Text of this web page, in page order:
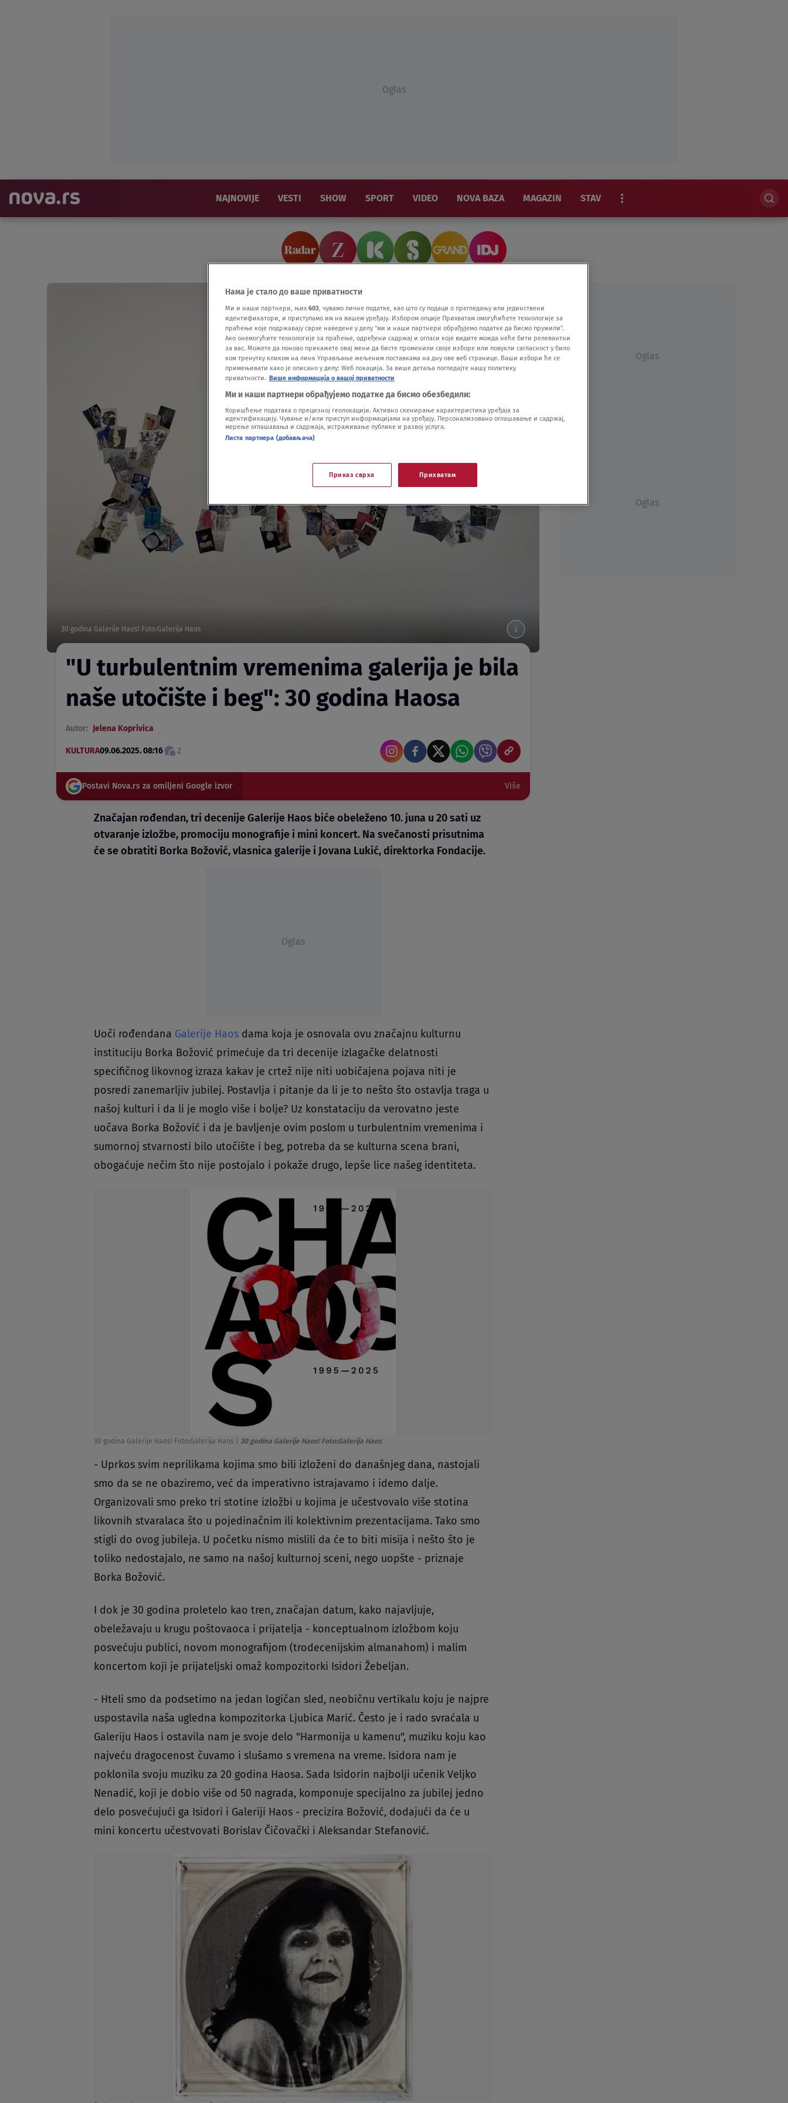
Oglas
NAJNOVIJE VESTI SHOW SPORT VIDEO NOVA BAZA MAGAZIN STAV
30 godina Galerije Haos! Foto:Galerija Haos
"U turbulentnim vremenima galerija je bila
naše utočište i beg": 30 godina Haosa
Autor: Jelena Koprivica
KULTURA09.06.2025. 08:16 2
Postavi Nova.rs za omiljeni Google izvor Više
Značajan rođendan, tri decenije Galerije Haos biće obeleženo 10. juna u 20 sati uz
otvaranje izložbe, promociju monografije i mini koncert. Na svečanosti prisutnima
će se obratiti Borka Božović, vlasnica galerije i Jovana Lukić, direktorka Fondacije.
Oglas
Uoči rođendana Galerije Haos dama koja je osnovala ovu značajnu kulturnu
instituciju Borka Božović primećuje da tri decenije izlagačke delatnosti
specifičnog likovnog izraza kakav je crtež nije niti uobičajena pojava niti je
posredi zanemarljiv jubilej. Postavlja i pitanje da li je to nešto što ostavlja traga u
našoj kulturi i da li je moglo više i bolje? Uz konstataciju da verovatno jeste
uočava Borka Božović i da je bavljenje ovim poslom u turbulentnim vremenima i
sumornoj stvarnosti bilo utočište i beg, potreba da se kulturna scena brani,
obogaćuje nečim što nije postojalo i pokaže drugo, lepše lice našeg identiteta.
30 godina Galerije Haos! Foto:Galerija Haos 30 godina Galerije Haos! Foto:Galerija Haos
- Uprkos svim neprilikama kojima smo bili izloženi do današnjeg dana, nastojali
smo da se ne obaziremo, već da imperativno istrajavamo i idemo dalje.
Organizovali smo preko tri stotine izložbi u kojima je učestvovalo više stotina
likovnih stvaralaca što u pojedinačnim ili kolektivnim prezentacijama. Tako smo
stigli do ovog jubileja. U početku nismo mislili da će to biti misija i nešto što je
toliko nedostajalo, ne samo na našoj kulturnoj sceni, nego uopšte - priznaje
Borka Božović.
I dok je 30 godina proletelo kao tren, značajan datum, kako najavljuje,
obeležavaju u krugu poštovaoca i prijatelja - konceptualnom izložbom koju
posvećuju publici, novom monografijom (trodecenijskim almanahom) i malim
koncertom koji je prijateljski omaž kompozitorki Isidori Žebeljan.
- Hteli smo da podsetimo na jedan logičan sled, neobičnu vertikalu koju je najpre
uspostavila naša ugledna kompozitorka Ljubica Marić. Često je i rado svraćala u
Galeriju Haos i ostavila nam je svoje delo "Harmonija u kamenu", muziku koju kao
najveću dragocenost čuvamo i slušamo s vremena na vreme. Isidora nam je
poklonila svoju muziku za 20 godina Haosa. Sada Isidorin najbolji učenik Veljko
Nenadić, koji je dobio više od 50 nagrada, komponuje specijalno za jubilej jedno
delo posvećujući ga Isidori i Galeriji Haos - precizira Božović, dodajući da će u
mini koncertu učestvovati Borislav Čičovački i Aleksandar Stefanović.
Oglas
Oglas
Нама је стало до ваше приватности
Ми и наши партнери, њих 603, чувамо личне податке, као што су подаци о прегледању или јединствени
идентификатори, и приступамо им на вашем уређају. Избором опције Прихватам омогућићете технологије за
праћење које подржавају сврхе наведене у делу "ми и наши партнери обрађујемо податке да бисмо пружили".
Ако онемогућите технологије за праћење, одређени садржај и огласи које видите можда неће бити релевантни
за вас. Можете да поново прикажете овај мени да бисте променили своје изборе или повукли сагласност у било
ком тренутку кликом на линк Управљање жељеним поставкама на дну ове веб странице. Ваши избори ће се
примењивати како је описано у делу: Wеб локација. За више детаља погледајте нашу политику
приватности. Више информација о вашој приватности
Ми и наши партнери обрађујемо податке да бисмо обезбедили:
Коришћење података о прецизној геолокацији. Активно скенирање карактеристика уређаја за
идентификацију. Чување и/или приступ информацијама на уређају. Персонализовано оглашавање и садржај,
мерење оглашавања и садржаја, истраживање публике и развој услуга.
Листа партнера (добављача)
Приказ сврха Прихватам